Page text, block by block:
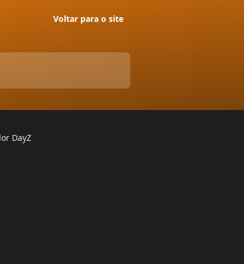
Voltar para o site
DayZ